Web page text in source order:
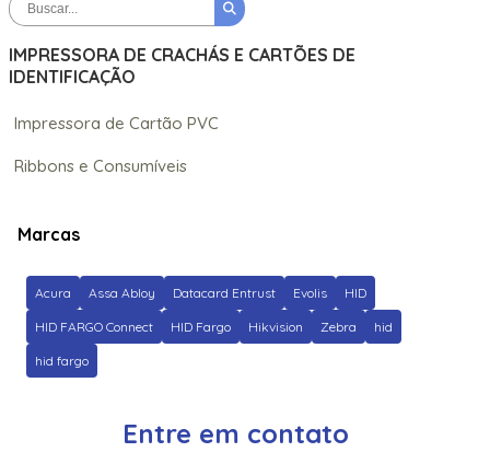
IMPRESSORA DE CRACHÁS E CARTÕES DE
IDENTIFICAÇÃO
Impressora de Cartão PVC
Ribbons e Consumíveis
Marcas
Acura Assa Abloy Datacard Entrust Evolis HID
HID FARGO Connect HID Fargo Hikvision Zebra hid
hid fargo
Entre em contato